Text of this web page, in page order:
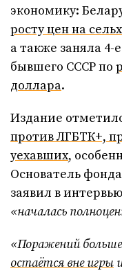
экономику:
росту цен на
а также заняла
бывшего СCСР по
доллара.
Издание
против ЛГБТК+,
уехавших,
Основатель
заявил в
«началась
«Поражений
остаётся вне игры